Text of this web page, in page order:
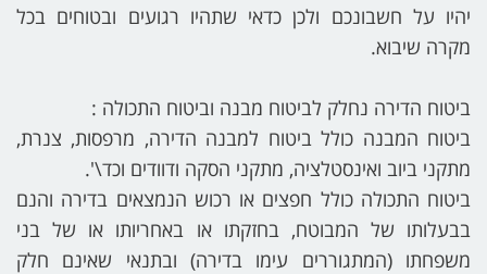
יהיו על חשבונכם ולכן כדאי שתהיו רגועים ובטוחים בכל
מקרה שיבוא.
ביטוח הדירה נחלק לביטוח מבנה וביטוח התכולה :
ביטוח המבנה כולל ביטוח למבנה הדירה, מרפסות, צנרת,
מתקני ביוב ואינסטלציה, מתקני הסקה ודוודים וכד\'.
ביטוח התכולה כולל חפצים או רכוש הנמצאים בדירה והנם
בבעלותו של המבוטח, בחזקתו או באחריותו או של בני
משפחתו (המתגוררים עימו בדירה) ובתנאי שאינם חלק